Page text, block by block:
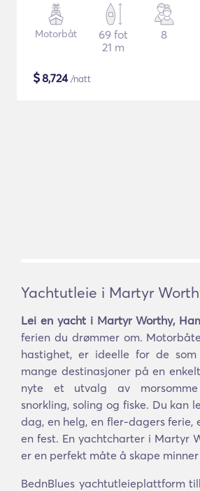
Motorbåt
69 fot
21 m
8
$8,724/natt
Yachtutleie i Martyr
Lei en yacht i Martyr Worthy,
ferien du drømmer om.
hastighet, er ideelle for de som
mange destinasjoner på en
nyte et utvalg av
snorkling, soling og fiske. Du kan
dag, en helg, en fler-dagers ferie,
en fest. En yachtcharter i Martyr
er en perfekt måte å skape
BednBlues yachtutleieplattform